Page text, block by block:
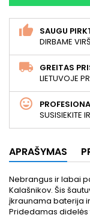
SAUGU
DIRBAME
GREITAS
LIETUVOJE
SUSISIEKITE
APRAŠYMAS
Nebrangus ir labai
Kalašnikov. Šis
įkraunama baterija
Pridedamas didelės